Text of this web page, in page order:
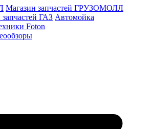
Магазин запчастей ГРУЗОМОЛЛ
ГАЗ Автомойка
Foton